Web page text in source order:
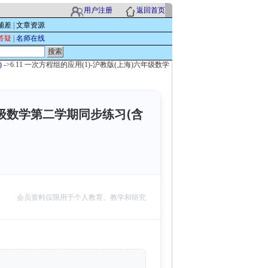
用户注册
返回首页
差 文章资源
疑
名师在线
->6.11 一次方程组的应用(1)-沪教版(上海)六年级数学
数学第二学期同步练习(含
会员资料仅限用于个人教育、教学和研究